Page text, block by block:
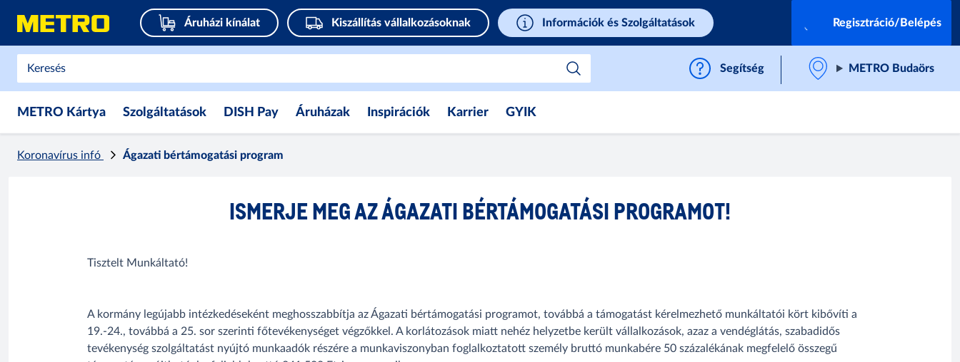
Áruházi kínálat Kiszállítás vállalkozásoknak Információk és Szolgáltatások Regisztráció/Belépés
Segítség METRO Budaörs
METRO Kártya Szolgáltatások DISH Pay Áruházak Inspirációk Karrier GYIK
Koronavírus infó Ágazati bértámogatási program
ISMERJE MEG AZ ÁGAZATI BÉRTÁMOGATÁSI PROGRAMOT!
Tisztelt Munkáltató!
A kormány legújabb intézkedéseként meghosszabbítja az Ágazati bértámogatási programot, továbbá a támogatást kérelmezhető munkáltatói kört kibővíti a
19.-24., továbbá a 25. sor szerinti főtevékenységet végzőkkel. A korlátozások miatt nehéz helyzetbe került vállalkozások, azaz a vendéglátás, szabadidős
tevékenység szolgáltatást nyújtó munkaadók részére a munkaviszonyban foglalkoztatott személy bruttó munkabére 50 százalékának megfelelő összegű